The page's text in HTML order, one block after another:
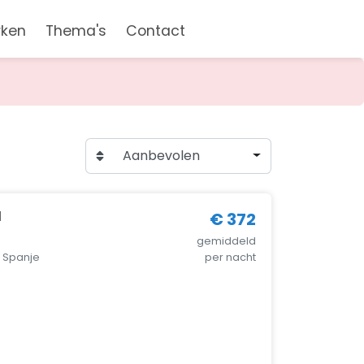
Thema's Contact
Aanbevolen
€ 372
gemiddeld
per nacht